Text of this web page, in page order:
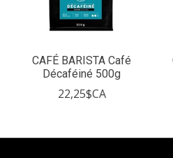
CAFÉ BARISTA Café
Décaféiné 500g
22,25$CA